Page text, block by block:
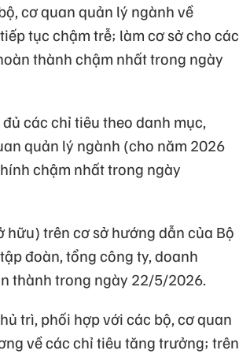
cơ quan quản lý ngành về
tục chậm trễ; làm cơ sở cho các
thành chậm nhất trong ngày
các chỉ tiêu theo danh mục,
quản lý ngành (cho năm 2026
chậm nhất trong ngày
hữu) trên cơ sở hướng dẫn của Bộ
đoàn, tổng công ty, doanh
thành trong ngày 22/5/2026.
trì, phối hợp với các bộ, cơ quan
về các chỉ tiêu tăng trưởng; trên